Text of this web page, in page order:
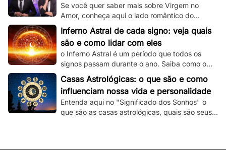
conquistar
Se você quer saber mais sobre Virgem no
Amor, conheça aqui o lado romântico do
virginiano e confira dicas de como conquistá-
lo.
Inferno Astral de cada signo: veja quais
são e como lidar com eles
o Inferno Astral é um período que todos os
signos passam durante o ano. Saiba como o
seu signo é atingido e como lidar com essa
fase.
Casas Astrológicas: o que são e como
influenciam nossa vida e personalidade
Entenda aqui no "Significado dos Sonhos" o
que são as casas astrológicas, quais são seus